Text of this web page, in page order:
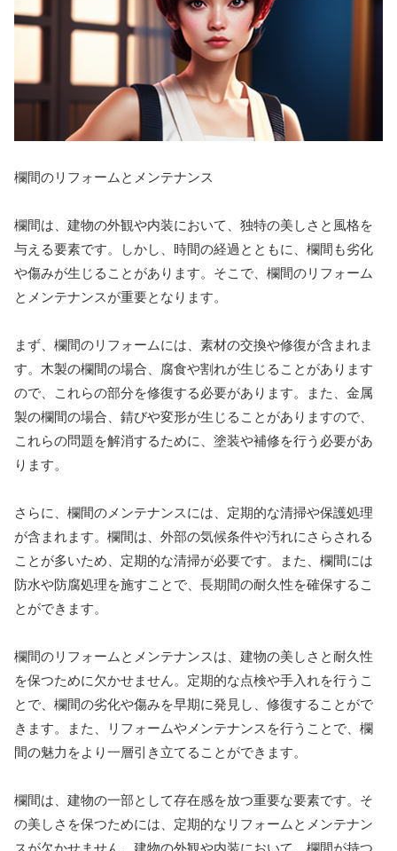
欄間のリフォームとメンテナンス
欄間は、建物の外観や内装において、独特の美しさと風格を
与える要素です。しかし、時間の経過とともに、欄間も劣化
や傷みが生じることがあります。そこで、欄間のリフォーム
とメンテナンスが重要となります。
まず、欄間のリフォームには、素材の交換や修復が含まれま
す。木製の欄間の場合、腐食や割れが生じることがあります
ので、これらの部分を修復する必要があります。また、金属
製の欄間の場合、錆びや変形が生じることがありますので、
これらの問題を解消するために、塗装や補修を行う必要があ
ります。
さらに、欄間のメンテナンスには、定期的な清掃や保護処理
が含まれます。欄間は、外部の気候条件や汚れにさらされる
ことが多いため、定期的な清掃が必要です。また、欄間には
防水や防腐処理を施すことで、長期間の耐久性を確保するこ
とができます。
欄間のリフォームとメンテナンスは、建物の美しさと耐久性
を保つために欠かせません。定期的な点検や手入れを行うこ
とで、欄間の劣化や傷みを早期に発見し、修復することがで
きます。また、リフォームやメンテナンスを行うことで、欄
間の魅力をより一層引き立てることができます。
欄間は、建物の一部として存在感を放つ重要な要素です。そ
の美しさを保つためには、定期的なリフォームとメンテナン
スが欠かせません。建物の外観や内装において、欄間が持つ